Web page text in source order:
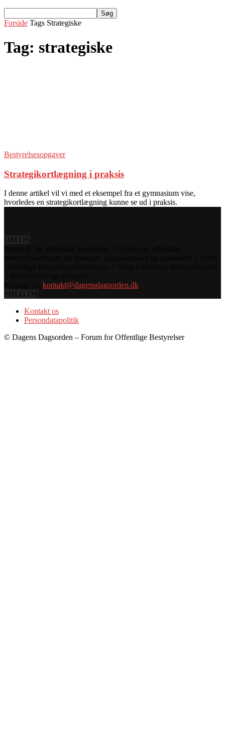
Forside Tags Strategiske
Tag: strategiske
Bestyrelsesopgaver
Strategikortlægning i praksis
I denne artikel vil vi med et eksempel fra et gymnasium vise,
hvorledes en strategikortlægning kunne se ud i praksis.
OM OS
kontakt@dagensdagsorden.dk
FØLG OS
Kontakt os
Persondatapolitik
© Dagens Dagsorden – Forum for Offentlige Bestyrelser